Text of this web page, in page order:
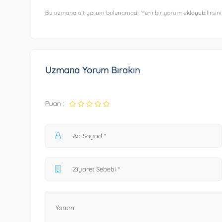
Bu uzmana ait yorum bulunamadı. Yeni bir yorum
Uzmana Yorum Bırakın
Puan :